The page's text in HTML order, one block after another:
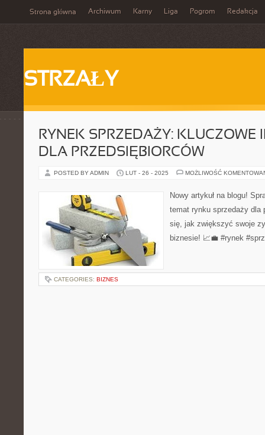
Strona główna Archiwum Karny Liga Pogrom Redakcja
STRZAŁY
RYNEK SPRZEDAŻY: KLUCZOWE
DLA PRZEDSIĘBIORCÓW
POSTED BY ADMIN LUT - 26 - 2025 MOŻLIWOŚĆ
Nowy artykuł na blogu!
temat rynku sprzedaży dla
się, jak zwiększyć swoje
biznesie! 📈💼 #rynek
CATEGORIES: BIZNES